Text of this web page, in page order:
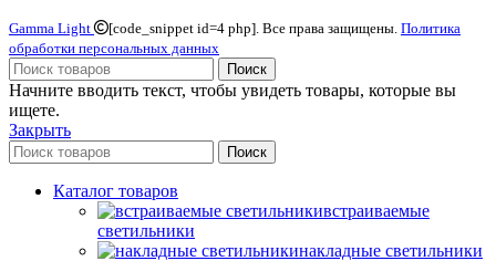
Gamma Light [code_snippet id=4 php]. Все права защищены. Политика
обработки персональных данных
Поиск
Начните вводить текст, чтобы увидеть товары, которые вы
ищете.
Закрыть
Поиск
Каталог товаров
встраиваемые
светильники
накладные светильники